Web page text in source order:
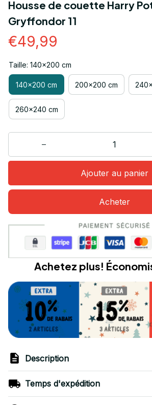
Housse de couette Harry
Gryffondor 11
€49,99
Taille: 140x200 cm
140x200 cm 200x200 cm
260x240 cm
Ajouter au panier
Acheter
Achetez plus!
Description
Temps d'expédition